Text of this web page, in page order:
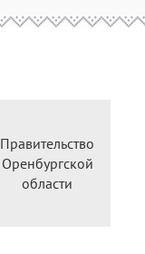
Правительство
Оренбургской
области